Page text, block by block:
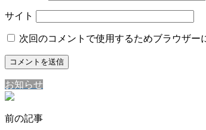
サイト
次回のコメントで使用するためブラウザー
お知らせ
前の記事